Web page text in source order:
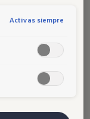
Activas siempre